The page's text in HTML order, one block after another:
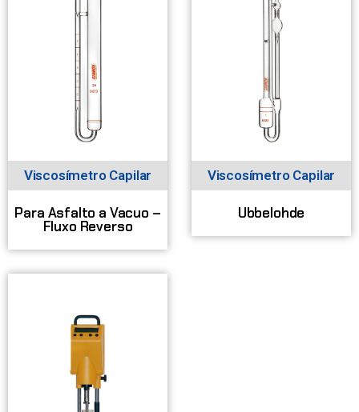
Viscosímetro Capilar
Para Asfalto a Vacuo –
Fluxo Reverso
Viscosímetro Capilar
Ubbelohde